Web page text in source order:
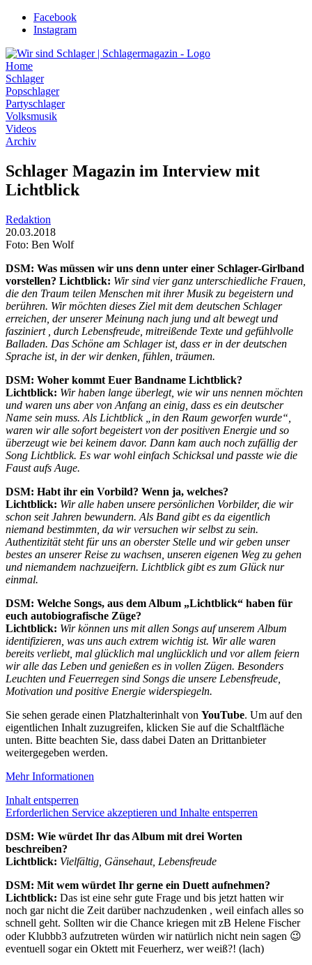
Zum
Inhalt
Facebook
Instagram
Home
Schlager
Popschlager
Partyschlager
Volksmusik
Videos
Archiv
Schlager Magazin im Interview mit
Lichtblick
Redaktion
20.03.2018
Foto: Ben Wolf
DSM: Was müssen wir uns denn unter einer Schlager-Girlband
vorstellen? Lichtblick: Wir sind vier ganz unterschiedliche Frauen,
die den Traum teilen Menschen mit ihrer Musik zu begeistern und
berühren. Wir möchten dieses Ziel mit dem deutschen Schlager
erreichen, der unserer Meinung nach jung und alt bewegt und
fasziniert , durch Lebensfreude, mitreißende Texte und gefühlvolle
Balladen. Das Schöne am Schlager ist, dass er in der deutschen
Sprache ist, in der wir denken, fühlen, träumen.
DSM: Woher kommt Euer Bandname Lichtblick?
Lichtblick: Wir haben lange überlegt, wie wir uns nennen möchten
und waren uns aber von Anfang an einig, dass es ein deutscher
Name sein muss. Als Lichtblick „in den Raum geworfen wurde“,
waren wir alle sofort begeistert von der positiven Energie und so
überzeugt wie bei keinem davor. Dann kam auch noch zufällig der
Song Lichtblick. Es war wohl einfach Schicksal und passte wie die
Faust aufs Auge.
DSM: Habt ihr ein Vorbild? Wenn ja, welches?
Lichtblick: Wir alle haben unsere persönlichen Vorbilder, die wir
schon seit Jahren bewundern. Als Band gibt es da eigentlich
niemand bestimmten, da wir versuchen wir selbst zu sein.
Authentizität steht für uns an oberster Stelle und wir geben unser
bestes an unserer Reise zu wachsen, unseren eigenen Weg zu gehen
und niemandem nachzueifern. Lichtblick gibt es zum Glück nur
einmal.
DSM: Welche Songs, aus dem Album „Lichtblick“ haben für
euch autobiografische Züge?
Lichtblick: Wir können uns mit allen Songs auf unserem Album
identifizieren, was uns auch extrem wichtig ist. Wir alle waren
bereits verliebt, mal glücklich mal unglücklich und vor allem feiern
wir alle das Leben und genießen es in vollen Zügen. Besonders
Leuchten und Feuerregen sind Songs die unsere Lebensfreude,
Motivation und positive Energie widerspiegeln.
Sie sehen gerade einen Platzhalterinhalt von YouTube. Um auf den
eigentlichen Inhalt zuzugreifen, klicken Sie auf die Schaltfläche
unten. Bitte beachten Sie, dass dabei Daten an Drittanbieter
weitergegeben werden.
Mehr Informationen
Inhalt entsperren
Erforderlichen Service akzeptieren und Inhalte entsperren
DSM: Wie würdet Ihr das Album mit drei Worten
beschreiben?
Lichtblick: Vielfältig, Gänsehaut, Lebensfreude
DSM: Mit wem würdet Ihr gerne ein Duett aufnehmen?
Lichtblick: Das ist eine sehr gute Frage und bis jetzt hatten wir
noch gar nicht die Zeit darüber nachzudenken , weil einfach alles so
schnell geht. Sollten wir die Chance kriegen mit zB Helene Fischer
oder Klubbb3 aufzutreten würden wir natürlich nicht nein sagen 😉
eventuell sogar ein Oktett mit Feuerherz, wer weiß?! (lach)